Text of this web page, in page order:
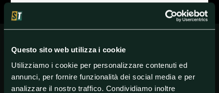
Questo sito web utilizza i cookie
Utilizziamo i cookie per personalizzare contenuti ed
annunci, per fornire funzionalità dei social media e per
analizzare il nostro traffico. Condividiamo inoltre
Chiaro il riferimento alle numerose critiche ricevute
nel corso di una stagione a tratti complicata,
soprattutto nelle ultime settimane poco brillanti. Alla
Sarri può festeggiare il suo personale traguardo.
#Juventus #MaurizioSarri #Sampdoria #SerieA